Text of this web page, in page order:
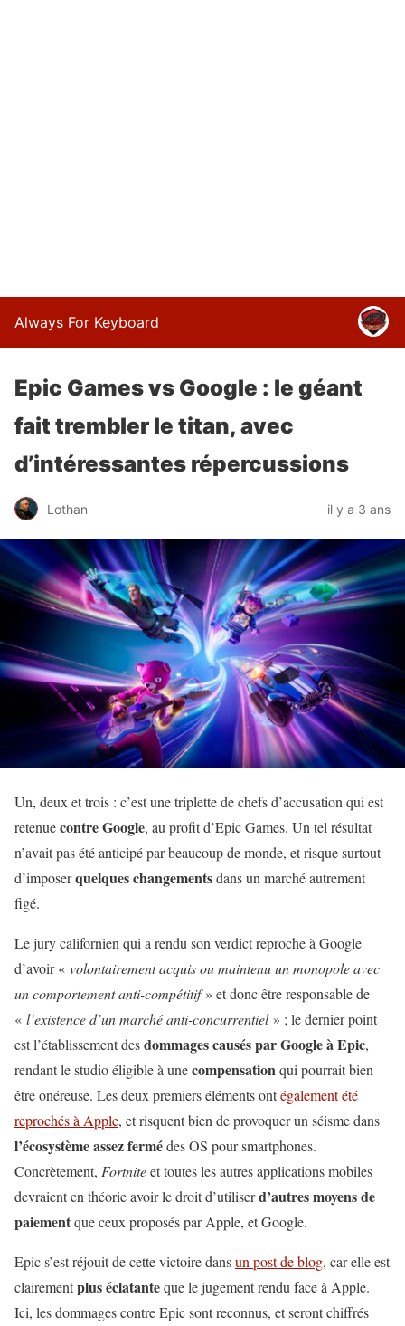
Always For Keyboard
Epic Games vs Google : le géant
fait trembler le titan, avec
d’intéressantes répercussions
Lothan il y a 3 ans
Un, deux et trois : c’est une triplette de chefs d’accusation qui est
retenuecontre Google, au profit d’Epic Games. Un tel résultat
n’avait pas été anticipé par beaucoup de monde, et risque surtout
d’imposerquelques changementsdans un marché autrement
figé.
Le jury californien qui a rendu son verdict reproche à Google
d’avoir « volontairement acquis ou maintenu un monopole avec
un comportement anti-compétitif» et donc être responsable de
« l’existence d’un marché anti-concurrentiel» ; le dernier point
est l’établissement desdommages causés par Google à Epic,
rendant le studio éligible à unecompensationqui pourrait bien
être onéreuse. Les deux premiers éléments ontégalement été
reprochés à Apple, et risquent bien de provoquer un séisme dans
l’écosystème assez fermédes OS pour smartphones.
Concrètement, Fortniteet toutes les autres applications mobiles
devraient en théorie avoir le droit d’utiliserd’autres moyens de
paiementque ceux proposés par Apple, et Google.
Epic s’est réjouit de cette victoire dansun post de blog, car elle est
clairementplus éclatanteque le jugement rendu face à Apple.
Ici, les dommages contre Epic sont reconnus, et seront chiffrés